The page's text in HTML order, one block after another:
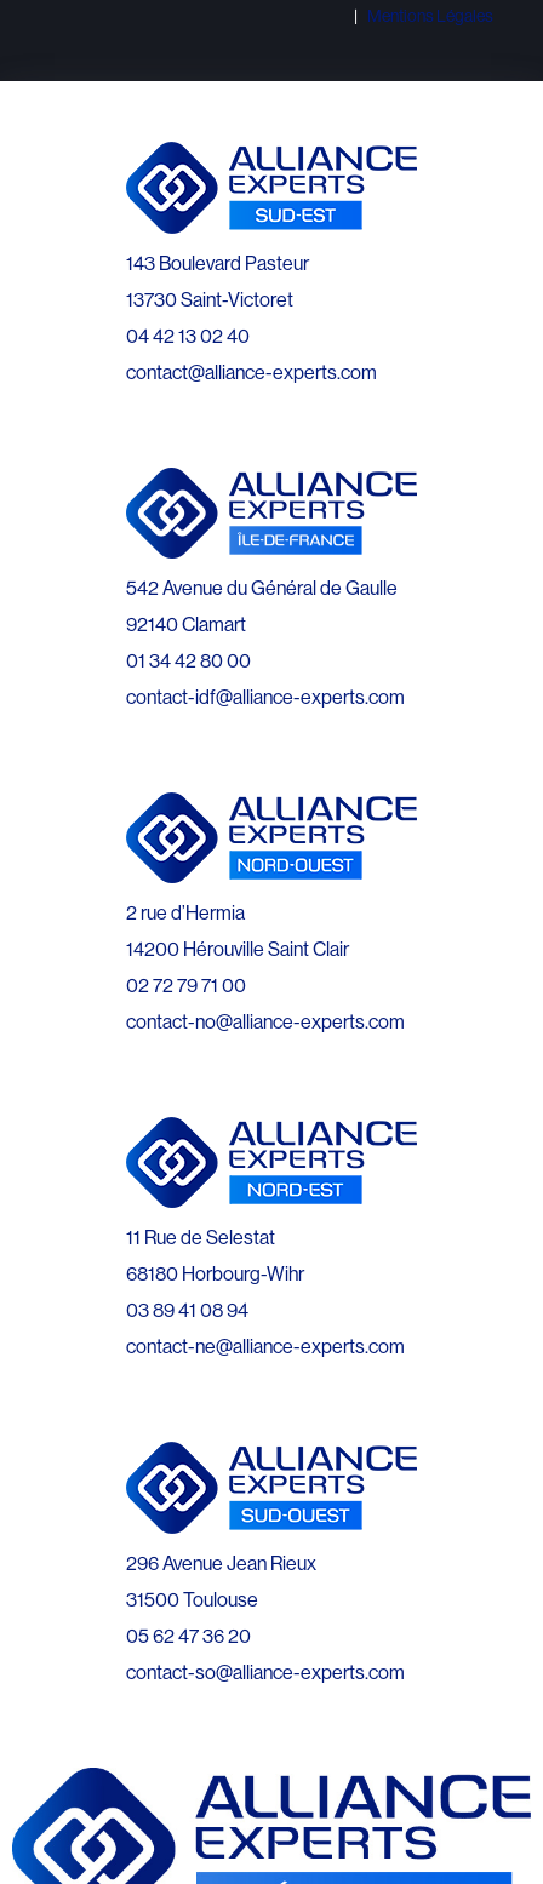
Mentions Légales
143 Boulevard Pasteur
13730 Saint-Victoret
04 42 13 02 40
contact@alliance-experts.com
542 Avenue du Général de Gaulle
92140 Clamart
01 34 42 80 00
contact-idf@alliance-experts.com
2 rue d’Hermia
14200 Hérouville Saint Clair
02 72 79 71 00
contact-no@alliance-experts.com
11 Rue de Selestat
68180 Horbourg-Wihr
03 89 41 08 94
contact-ne@alliance-experts.com
296 Avenue Jean Rieux
31500 Toulouse
05 62 47 36 20
contact-so@alliance-experts.com